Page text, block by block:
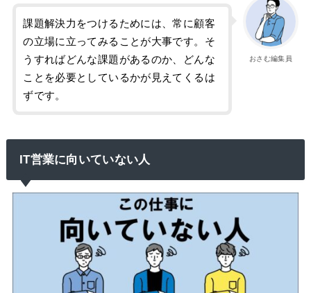
おさむ編集員
課題解決力をつけるためには、常に顧客
の立場に立ってみることが大事です。そ
うすればどんな課題があるのか、どんな
ことを必要としているかが見えてくるは
ずです。
IT営業に向いていない人